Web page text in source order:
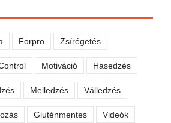
Forpro Zsírégetés
Motiváció Hasedzés
Melledzés Válledzés
Gluténmentes Videók